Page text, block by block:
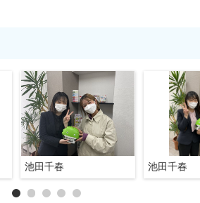
池田千春 池田千春